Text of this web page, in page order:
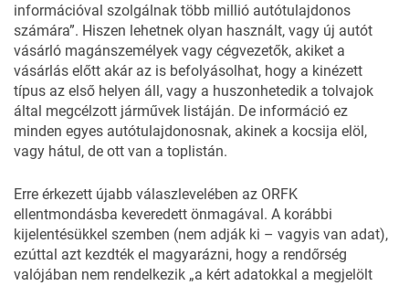
információval szolgálnak több millió autótulajdonos
számára”. Hiszen lehetnek olyan használt, vagy új autót
vásárló magánszemélyek vagy cégvezetők, akiket a
vásárlás előtt akár az is befolyásolhat, hogy a kinézett
típus az első helyen áll, vagy a huszonhetedik a tolvajok
által megcélzott járművek listáján. De információ ez
minden egyes autótulajdonosnak, akinek a kocsija elöl,
vagy hátul, de ott van a toplistán.
Erre érkezett újabb válaszlevelében az ORFK
ellentmondásba keveredett önmagával. A korábbi
kijelentésükkel szemben (nem adják ki – vagyis van adat),
ezúttal azt kezdték el magyarázni, hogy a rendőrség
valójában nem rendelkezik „a kért adatokkal a megjelölt